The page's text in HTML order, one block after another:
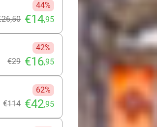
44%
,50 €14,95
42%
€29 €16,95
62%
€114 €42,95